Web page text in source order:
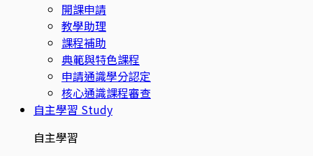
開課申請
教學助理
課程補助
典範與特色課程
申請通識學分認定
核心通識課程審查
自主學習 Study
自主學習